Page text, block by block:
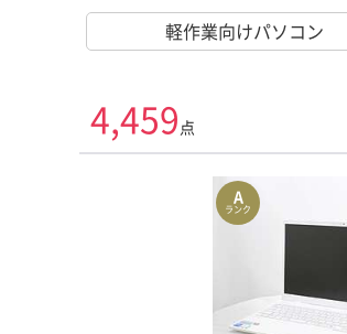
軽作業向けパソコン
4,459 点
A
ランク